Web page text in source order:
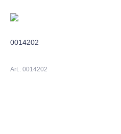
0014202
Art.: 0014202